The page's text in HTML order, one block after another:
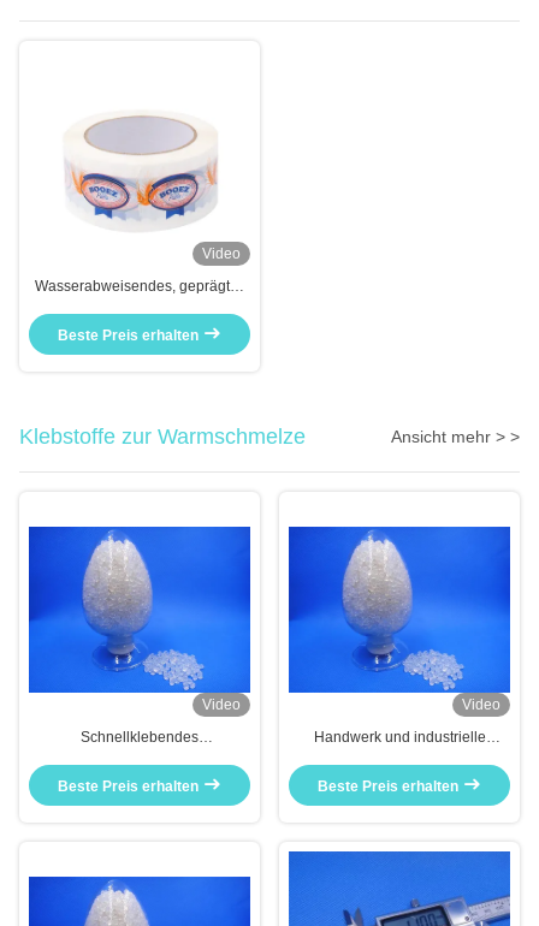
Video
Wasserabweisendes, geprägtes
Korrosion
Beste Preis erhalten
Klebstoffe zur Warmschmelze Ansicht mehr > >
Video
Schnellklebendes
Wasserunmischbar
Beste Preis erhalten
Video
Handwerk und industrielle
Beste Preis erhalten